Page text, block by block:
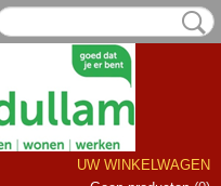
UW WINKELWAGEN